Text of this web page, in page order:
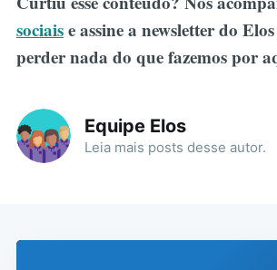
sociaise assine a newsletter do
perder nada do que fazemos por
Equipe Elos
Leia mais posts desse autor.